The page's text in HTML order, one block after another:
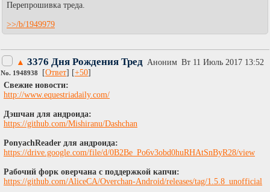
Перепрошивка треда.
>>/b/1949979
▲ 3376 Дня Рождения Тред Аноним Вт 11 Июль 2017 13:52
No. 1948938 [Ответ] [+50]
Cвежие новости:
http://www.equestriadaily.com/
Дэшчан для андроида:
https://github.com/Mishiranu/Dashchan
PonyachReader для андроида:
https://drive.google.com/file/d/0B2Be_Po6v3obd0huRHAtSnByR28/view
Рабочий форк оверчана с поддержкой капчи:
https://github.com/AliceCA/Overchan-Android/releases/tag/1.5.8_unofficial